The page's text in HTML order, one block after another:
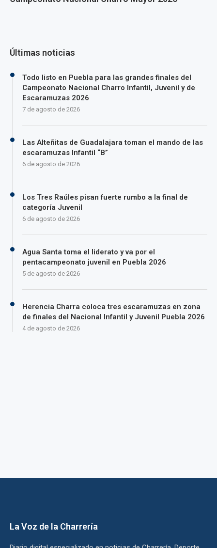
Últimas noticias
Todo listo en Puebla para las grandes finales del
Campeonato Nacional Charro Infantil, Juvenil y de
Escaramuzas 2026
7 de agosto de 2026
Las Alteñitas de Guadalajara toman el mando de las
escaramuzas Infantil “B”
6 de agosto de 2026
Los Tres Raúles pisan fuerte rumbo a la final de
categoría Juvenil
6 de agosto de 2026
Agua Santa toma el liderato y va por el
pentacampeonato juvenil en Puebla 2026
5 de agosto de 2026
Herencia Charra coloca tres escaramuzas en zona
de finales del Nacional Infantil y Juvenil Puebla 2026
4 de agosto de 2026
La Voz de la Charrería